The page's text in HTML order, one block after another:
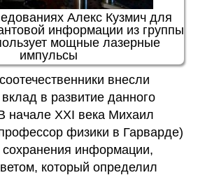
Алекс Кузмич для
информации из группы
мощные лазерные
импульсы
внесли
в развитие данного
начале XXI века Михаил
физики в Гарварде)
сохранения информации,
который определил